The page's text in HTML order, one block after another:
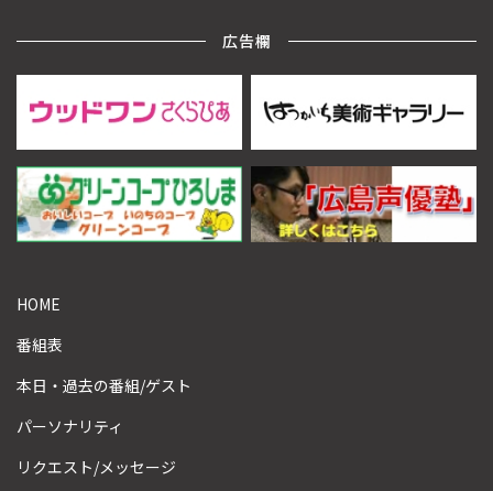
広告欄
HOME
番組表
本日・過去の番組/ゲスト
パーソナリティ
リクエスト/メッセージ